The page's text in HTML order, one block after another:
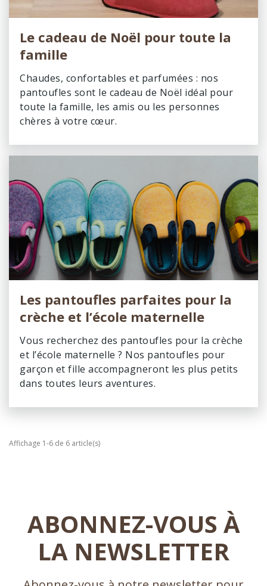
Le cadeau de Noël pour toute la
famille
Chaudes, confortables et parfumées : nos
pantoufles sont le cadeau de Noël idéal pour
toute la famille, les amis ou les personnes
chères à votre cœur.
Les pantoufles parfaites pour la
crèche et l’école maternelle
Vous recherchez des pantoufles pour la crèche
et l’école maternelle ? Nos pantoufles pour
garçon et fille accompagneront les plus petits
dans toutes leurs aventures.
Affichage 1-6 de 6 article(s)
ABONNEZ-VOUS À
LA NEWSLETTER